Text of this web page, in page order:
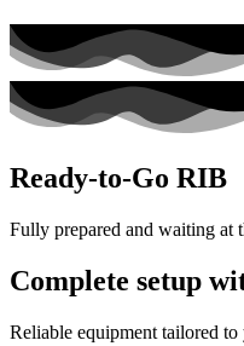
Ready-to-Go RIB
Fully prepared and waiting at
Complete setup
Reliable equipment tailored to